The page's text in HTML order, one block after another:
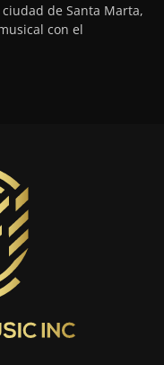
de Santa Marta,
con el